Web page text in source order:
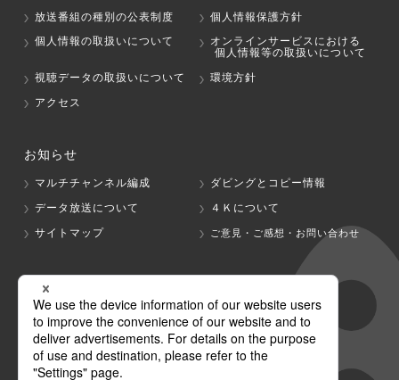
放送番組の種別の公表制度
個人情報保護方針
個人情報の取扱いについて
オンラインサービスにおける
個人情報等の取扱いについて
視聴データの取扱いについて
環境方針
アクセス
お知らせ
マルチチャンネル編成
ダビングとコピー情報
データ放送について
４Ｋについて
サイトマップ
ご意見・ご感想・お問い合わせ
グループ会社
テレビ朝日 テレ朝チャンネル